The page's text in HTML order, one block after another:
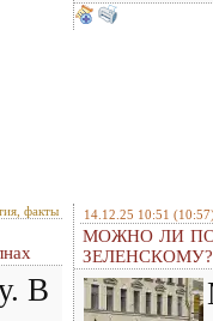
факты
В
14.12.25 10:51
МОЖНО ЛИ
ЗЕЛЕНСКОМУ?